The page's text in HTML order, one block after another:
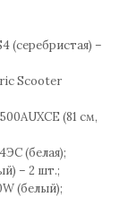
(серебристая) –
Scooter
(81 см,
(белая);
– 2 шт.;
(белый);